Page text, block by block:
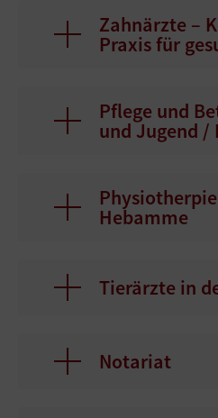
Zahnärzte –
Praxis für
Pflege und
und Jugend /
Hebamme
Tierärzte in
Notariat